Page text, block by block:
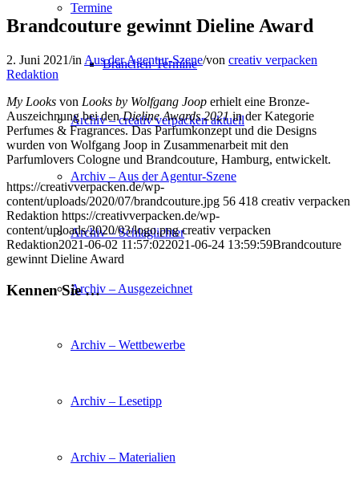
Termine
Branchen-Termine
Archiv – creativ verpacken aktuell
Archiv – Aus der Agentur-Szene
Archiv – Schlaglichter
Archiv – Ausgezeichnet
Archiv – Wettbewerbe
Archiv – Lesetipp
Archiv – Materialien
Brandcouture gewinnt Dieline Award
2. Juni 2021/in Aus der Agentur-Szene/von creativ verpacken
Redaktion
My Looks von Looks by Wolfgang Joop erhielt eine Bronze-
Auszeichnung bei denDieline Awards 2021in der Kategorie
Perfumes & Fragrances. Das Parfumkonzept und die Designs
wurden von Wolfgang Joop in Zusammenarbeit mit den
Parfumlovers Cologne und Brandcouture, Hamburg, entwickelt.
https://creativverpacken.de/wp-
content/uploads/2020/07/brandcouture.jpg 56 418 creativ verpacken
Redaktion https://creativverpacken.de/wp-
content/uploads/2020/03/logo.png creativ verpacken
Redaktion2021-06-02 11:57:022021-06-24 13:59:59Brandcouture
gewinnt Dieline Award
Kennen Sie …